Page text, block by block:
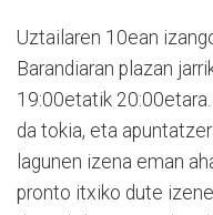
Uztailaren 10ean
Barandiaran plazan
19:00etatik
da tokia, eta
lagunen izena eman
pronto itxiko dute